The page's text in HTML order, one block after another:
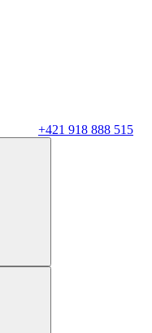
+421 918 888 515